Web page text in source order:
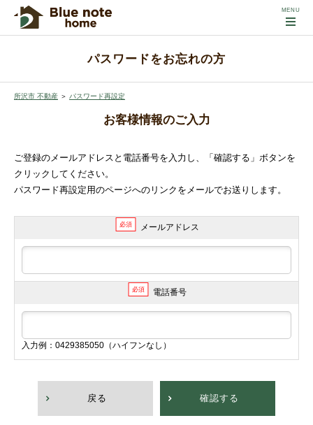
パスワードをお忘れの方
所沢市 不動産 ＞ パスワード再設定
お客様情報のご入力
ご登録のメールアドレスと電話番号を入力し、「確認する」ボタンを
クリックしてください。
パスワード再設定用のページへのリンクをメールでお送りします。
必須 メールアドレス
必須 電話番号
入力例：0429385050（ハイフンなし）
戻る 確認する